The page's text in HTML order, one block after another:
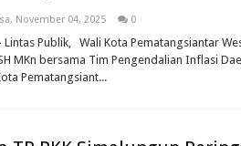
November 04, 2025 0
Lintas Publik, Wali Kota Pematangsiantar
MKn bersama Tim Pengendalian Inflasi
Pematangsiant...